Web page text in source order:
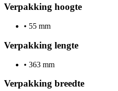
Verpakking hoogte
• 55 mm
Verpakking lengte
• 363 mm
Verpakking breedte